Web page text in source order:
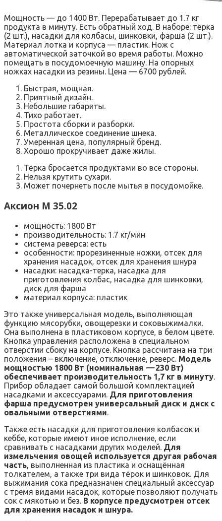
Мощность — до 1400 Вт. Перерабатывает до 1.7 кг
продукта в минуту. Есть обратный ход. В наборе: тёрка
(2 шт.), насадки для колбасы, шинковки, фарша (2 шт.).
Материал лотка и корпуса — пластик. Нож с
автоматической заточкой во время работы. Можно
помещать в посудомоечную машину. На опорных
ножках насадки из резины. Цена — 6700 рублей.
Быстрая, мощная.
Приятный дизайн.
Небольшие габариты.
Тихо работает.
Простота сборки и разборки.
Металлическое соединение шнека.
Умеренная цена, популярный бренд.
Хорошо прокручивает даже жилы.
Тёрка бросается продуктами во все стороны.
Нельзя крутить сухари.
Может почернеть после мытья в посудомойке.
Аксион М 35.02
мощность: 1800 Вт
производительность: 1.7 кг/мин
система реверса: есть
особенности: прорезиненные ножки, отсек для
хранения насадок, отсек для хранения шнура
насадки: насадка-терка, насадка для
приготовления колбас, насадка для шинковки,
диск для фарша
материал корпуса: пластик
Это также универсальная модель, выполняющая
функцию мясорубки, овощерезки и соковыжималки.
Она выполнена в пластиковом корпусе, в белом цвете.
Кнопка управления расположена в специальном
отверстии сбоку на корпусе. Кнопка рассчитана на три
положения – включение, отключение, реверс. Модель
мощностью 1800 Вт (номинальная —230 Вт)
обеспечивает производительность 1,7 кг в минуту.
Прибор обладает самой большой комплектацией
насадками и аксессуарами. Для приготовления
фарша предусмотрен универсальный диск и диск с
овальными отверстиями.
Также есть насадки для приготовления колбасок и
кеббе, которые имеют иное исполнение, если
сравнивать с насадками других моделей. Для
измельчения овощей используется другая рабочая
часть, выполненная из пластика и оснащённая
толкателем, а также три вида тёрок и шинковок. Для
выжимания сока предназначен специальный аксессуар
с тремя видами насадок, которые позволяют получать
сок с мякотью и без. В корпусе предусмотрен отсек
для хранения насадок и шнура.